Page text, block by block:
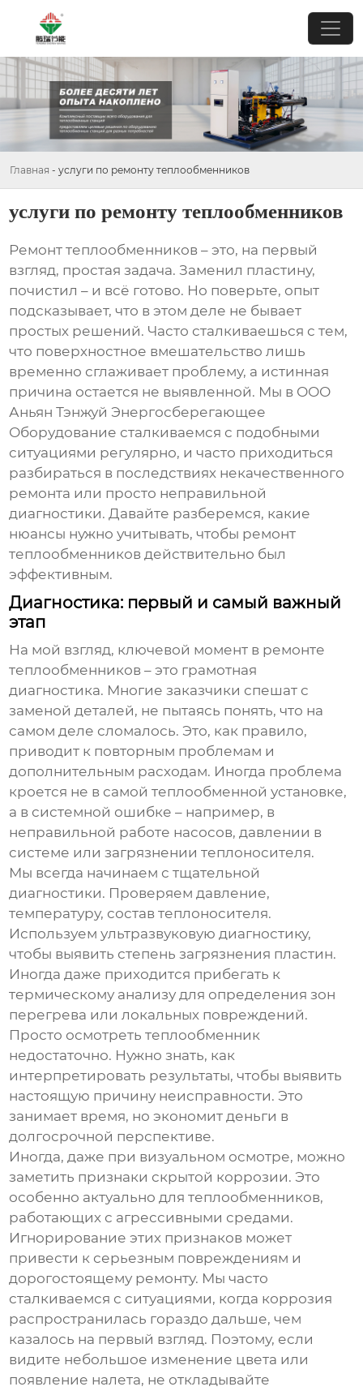
Главная - услуги по ремонту теплообменников
услуги по ремонту теплообменников
Ремонт теплообменников – это, на первый
взгляд, простая задача. Заменил пластину,
почистил – и всё готово. Но поверьте, опыт
подсказывает, что в этом деле не бывает
простых решений. Часто сталкиваешься с тем,
что поверхностное вмешательство лишь
временно сглаживает проблему, а истинная
причина остается не выявленной. Мы в ООО
Аньян Тэнжуй Энергосберегающее
Оборудование сталкиваемся с подобными
ситуациями регулярно, и часто приходиться
разбираться в последствиях некачественного
ремонта или просто неправильной
диагностики. Давайте разберемся, какие
нюансы нужно учитывать, чтобы ремонт
теплообменников действительно был
эффективным.
Диагностика: первый и самый важный
этап
На мой взгляд, ключевой момент в ремонте
теплообменников – это грамотная
диагностика. Многие заказчики спешат с
заменой деталей, не пытаясь понять, что на
самом деле сломалось. Это, как правило,
приводит к повторным проблемам и
дополнительным расходам. Иногда проблема
кроется не в самой теплообменной установке,
а в системной ошибке – например, в
неправильной работе насосов, давлении в
системе или загрязнении теплоносителя.
Мы всегда начинаем с тщательной
диагностики. Проверяем давление,
температуру, состав теплоносителя.
Используем ультразвуковую диагностику,
чтобы выявить степень загрязнения пластин.
Иногда даже приходится прибегать к
термическому анализу для определения зон
перегрева или локальных повреждений.
Просто осмотреть теплообменник
недостаточно. Нужно знать, как
интерпретировать результаты, чтобы выявить
настоящую причину неисправности. Это
занимает время, но экономит деньги в
долгосрочной перспективе.
Иногда, даже при визуальном осмотре, можно
заметить признаки скрытой коррозии. Это
особенно актуально для теплообменников,
работающих с агрессивными средами.
Игнорирование этих признаков может
привести к серьезным повреждениям и
дорогостоящему ремонту. Мы часто
сталкиваемся с ситуациями, когда коррозия
распространилась гораздо дальше, чем
казалось на первый взгляд. Поэтому, если
видите небольшое изменение цвета или
появление налета, не откладывайте